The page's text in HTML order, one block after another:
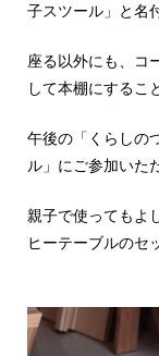
子スツール」と名
座る以外にも、コ
して本棚にするこ
午後の「くらしの
ル」にご参加いた
親子で使ってもよ
ヒーテーブルのセ